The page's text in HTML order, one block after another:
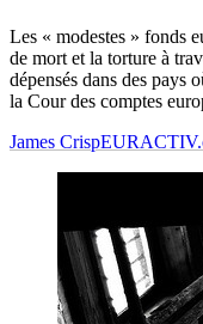
Les « modestes » fonds
de mort et la torture à
dépensés dans des pays
la Cour des comptes
James Crisp